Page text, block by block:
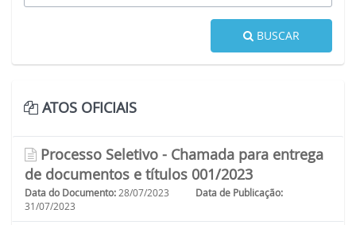
BUSCAR
ATOS OFICIAIS
Processo Seletivo - Chamada para entrega
de documentos e títulos 001/2023
Data do Documento: 28/07/2023
Data de Publicação:
31/07/2023